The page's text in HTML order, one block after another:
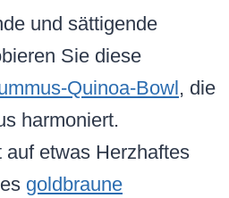
und sättigende
Sie diese
Quinoa-Bowl , die
harmoniert.
etwas Herzhaftes
goldbraune